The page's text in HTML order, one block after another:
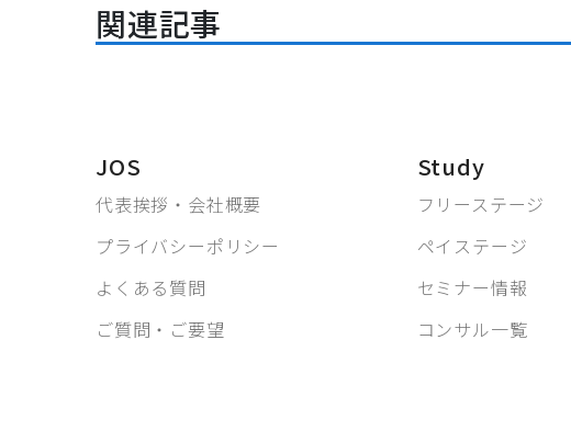
関連記事
JOS
代表挨拶・会社概要
プライバシーポリシー
よくある質問
ご質問・ご要望
Study
フリーステージ
ペイステージ
セミナー情報
コンサル一覧